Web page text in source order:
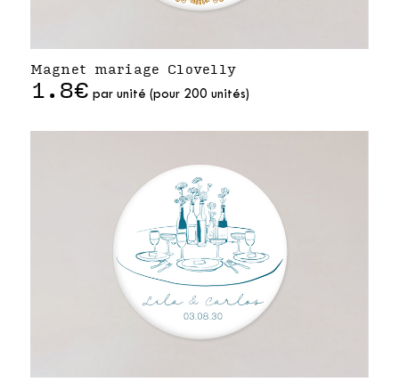
Magnet mariage Clovelly
1.8€ par unité (pour 200 unités)